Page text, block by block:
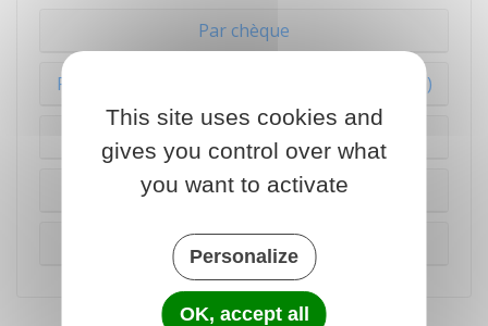
Par chèque
Par titre interbancaire de paiement (TIP Sepa)
Par virement
En espèces
Par carte bancaire
This site uses cookies and
gives you control over what
you want to activate
Personalize
OK, accept all